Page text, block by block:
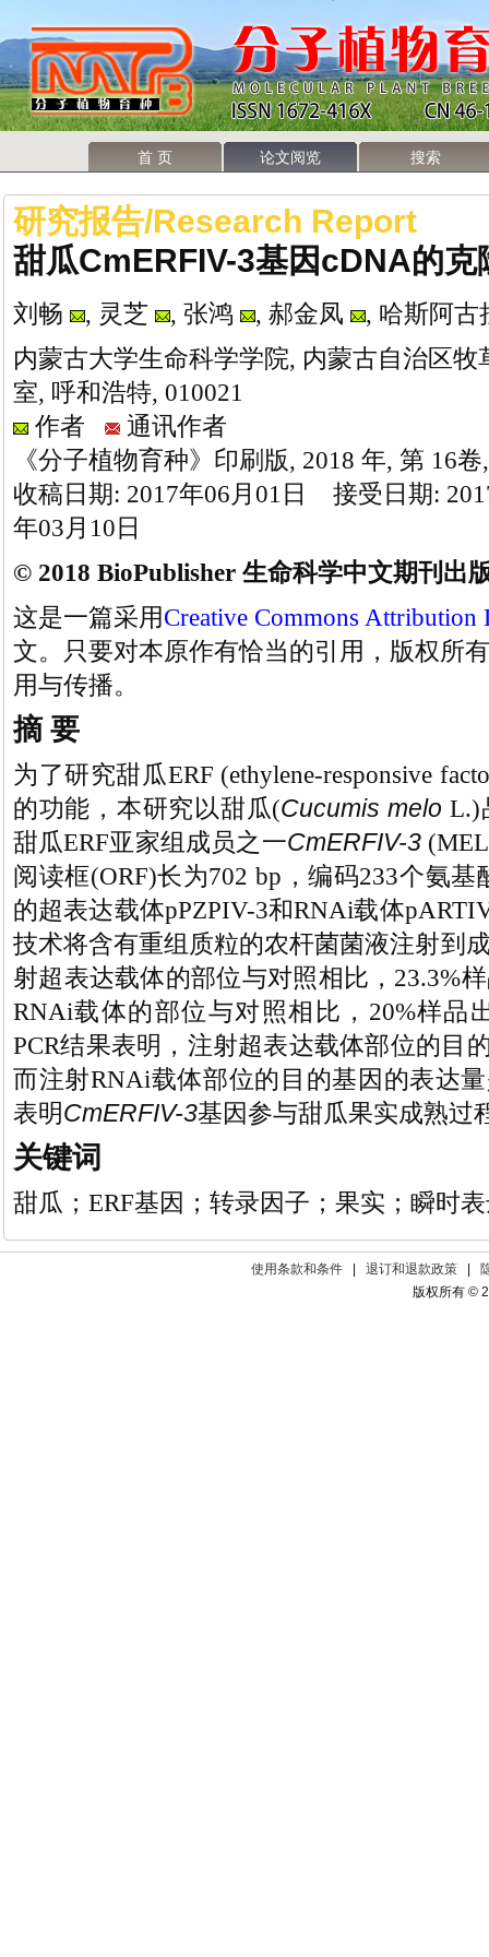
首 页 论文阅览 搜索
研究报告/Research Report
甜瓜CmERFIV-3基因cDNA的
刘畅 , 灵芝 , 张鸿 , 郝金凤
, 哈斯阿古
内蒙古大学生命科学学院, 内蒙古自治区
室, 呼和浩特, 010021
作者
通讯作者
《分子植物育种》印刷版, 2018 年, 第 16
收稿日期: 2017年06月01日 接受日期:
年03月10日
© 2018 BioPublisher 生命科学中文期刊出
这是一篇采用 Creative Commons Attribution
文。只要对本原作有恰当的引用，版权所
用与传播。
摘 要
为了研究甜瓜ERF (ethylene-responsive
的功能，本研究以甜瓜(Cucumis melo L.)
甜瓜ERF亚家组成员之一CmERFIV-3
阅读框(ORF)长为702 bp，编码233个氨
的超表达载体pPZPIV-3和RNAi载体
技术将含有重组质粒的农杆菌菌液注射到
射超表达载体的部位与对照相比，23.3%
RNAi载体的部位与对照相比，20%样品
PCR结果表明，注射超表达载体部位的目
而注射RNAi载体部位的目的基因的表达
表明CmERFIV-3基因参与甜瓜果实成熟过
关键词
甜瓜；ERF基因；转录因子；果实；瞬时
使用条款和条件 | 退订和退款政策 |
版权所有 ©